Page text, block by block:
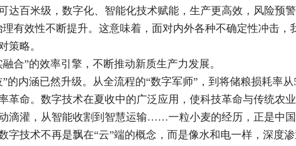
达百米级，数字化、智能化技术赋能，生产更高效，风险预
有效性不断提升。这意味着，面对内外各种不确定性冲击
策略。
合”的效率引擎，不断推动新质生产力发展。
的内涵已然升级。从全流程的“数字军师”，到将储粮损耗率
革命。数字技术在夏收中的广泛应用，使科技革命与传统农业
滴灌，从智能收割到智慧运输……一粒小麦的经历，正是中
字技术不再是飘在“云”端的概念，而是像水和电一样，深度